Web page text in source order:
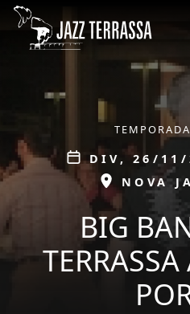
Vés al contingut
Data
DIV, 26/11/
ESPAI
NOVA
BIG